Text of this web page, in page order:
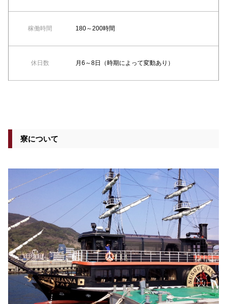
稼働時間 180～200時間
休日数 月6～8日（時期によって変動あり）
寮について